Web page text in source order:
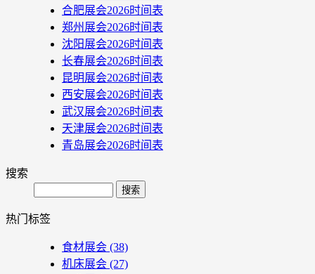
合肥展会2026时间表
郑州展会2026时间表
沈阳展会2026时间表
长春展会2026时间表
昆明展会2026时间表
西安展会2026时间表
武汉展会2026时间表
天津展会2026时间表
青岛展会2026时间表
搜索
Search
热门标签
食材展会 (38)
机床展会 (27)